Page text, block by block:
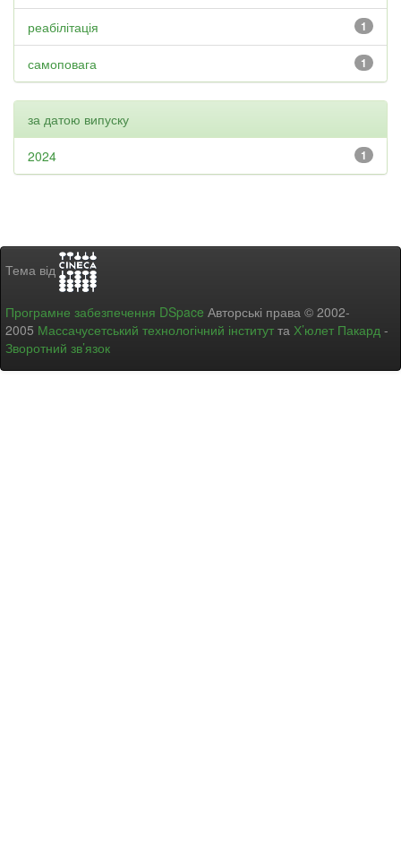
1
реабілітація
1
самоповага
за датою випуску
1
2024
Тема від
Програмне забезпечення DSpace Авторські права © 2002-
2005 Массачусетський технологічний інститут та Х’юлет Пакард -
Зворотний зв’язок